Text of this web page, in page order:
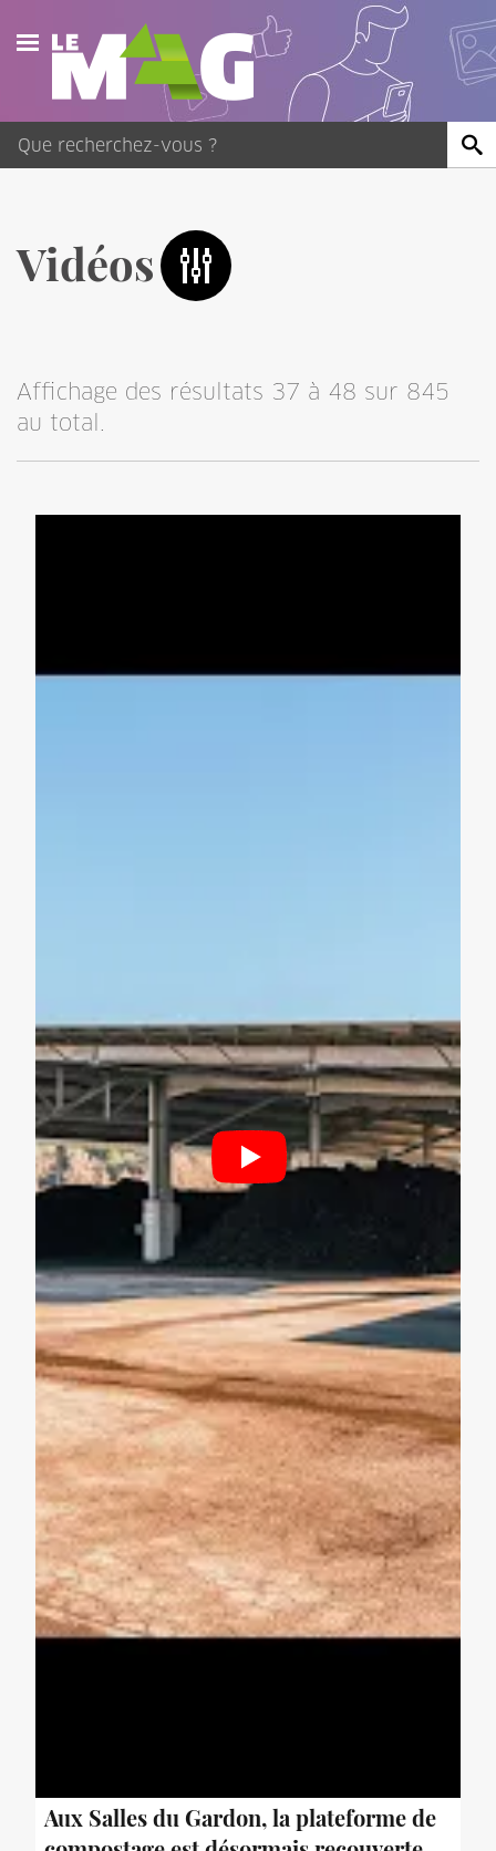
Actualités
Agenda
Vidéos
Vidéos
Affichage des résultats 37 à 48 sur 845
au total.
Aux Salles du Gardon, la plateforme de